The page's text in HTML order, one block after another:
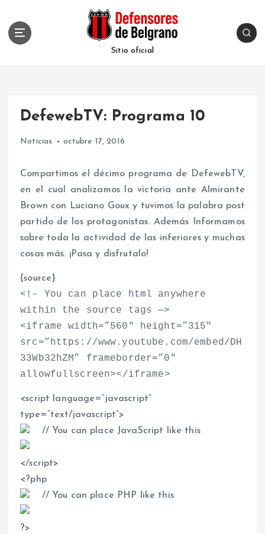
Sitio oficial
DefewebTV: Programa 10
Noticias octubre 17, 2016
Compartimos el décimo programa de DefewebTV,
en el cual analizamos la victoria ante Almirante
Brown con Luciano Goux y tuvimos la palabra post
partido de los protagonistas. Además Informamos
sobre toda la actividad de las inferiores y muchas
cosas más. ¡Pasa y disfrutalo!
{source}
< !– You can place html anywhere
within the source tags —>
<iframe width=”560″ height=”315″
src=”https://www.youtube.com/embed/DH
33Wb32hZM” frameborder=”0″
allowfullscreen></iframe>
<script language=”javascript”
type=”text/javascript”>
// You can place JavaScript like this
</script>
<?php
// You can place PHP like this
?>